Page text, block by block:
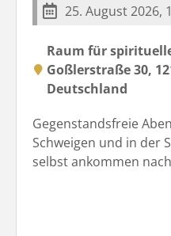
25. August 2026,
Raum für
Goßlerstraße 30,
Deutschland
Gegenstandsfreie
Schweigen und in der
selbst ankommen